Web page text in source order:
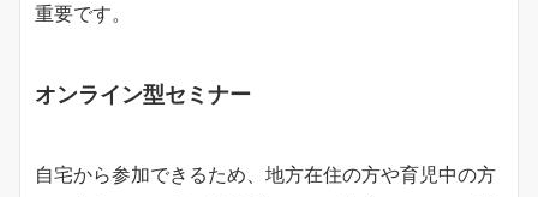
重要です。
オンライン型セミナー
自宅から参加できるため、地方在住の方や育児中の方